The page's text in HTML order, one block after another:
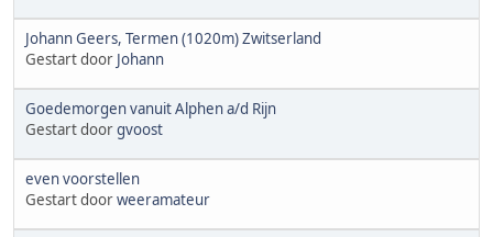
Johann Geers, Termen (1020m) Zwitserland
Gestart door Johann
Goedemorgen vanuit Alphen a/d Rijn
Gestart doorgvoost
even voorstellen
Gestart doorweeramateur